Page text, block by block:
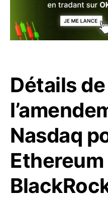
Détails de
Nasdaq